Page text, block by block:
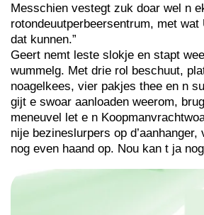
Messchien vestegt zuk doar wel n
rotondeuutperbeersentrum, met wat
dat kunnen.”
Geert nemt leste slokje en stapt
wummelg. Met drie rol beschuut,
noagelkees, vier pakjes thee en n
gijt e swoar aanloaden weerom,
meneuvel let e n
nije bezineslurpers op d’aanhanger,
nog even haand op. Nou kan t ja